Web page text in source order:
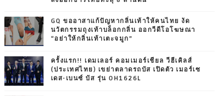
GQ ขออาสาแก้ปัญหากลิ่นเท้าให้คนไทย งัด
นวัตกรรมถุงเท้าบล็อกกลิ่น ออกวีดีโอโฆษณา
“อย่าให้กลิ่นเท้าเตะจมูก”
ครั้งแรก!! เดมเลอร์ คอมเมอร์เชียล วีฮีเคิลส์
(ประเทศไทย) เขย่าตลาดรถบัส เปิดตัว เมอร์เซ
เดส-เบนซ์ บัส รุ่น OH1626L